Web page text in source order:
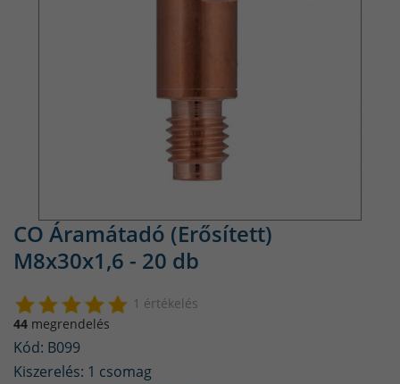
CO Áramátadó (Erősített)
M8x30x1,6 - 20 db
1 értékelés
44 megrendelés
Kód: B099
Kiszerelés: 1 csomag